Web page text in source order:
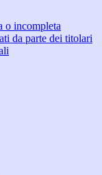
o incompleta
da parte dei titolari